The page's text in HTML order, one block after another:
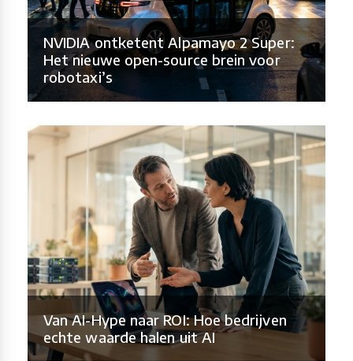
NVIDIA ontketent Alpamayo 2 Super:
Het nieuwe open-source brein voor
robotaxi’s
Van AI-Hype naar ROI: Hoe bedrijven
echte waarde halen uit AI